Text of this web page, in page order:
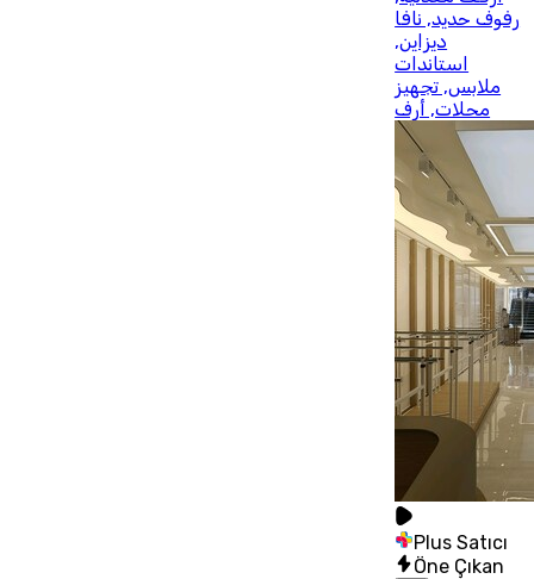
رفوف حديد, نافا
ديزاين,
استاندات
ملابس, تجهيز
محلات, أرف
Plus Satıcı
Öne Çıkan